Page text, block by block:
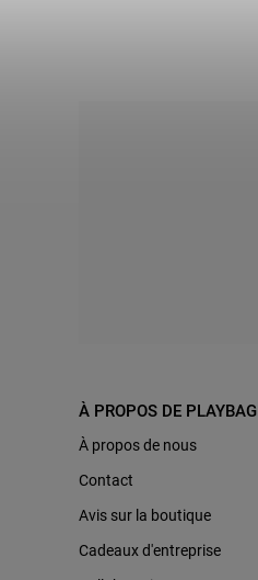
À PROPOS DE PLAYBAG
À propos de nous
Contact
Avis sur la boutique
Cadeaux d'entreprise